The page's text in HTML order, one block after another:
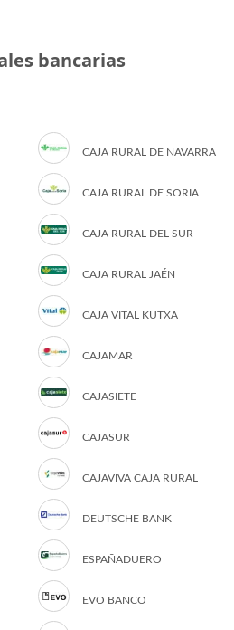
bancarias
CAJA RURAL DE NAVARRA
CAJA RURAL DE SORIA
CAJA RURAL DEL SUR
CAJA RURAL JAÉN
CAJA VITAL KUTXA
CAJAMAR
CAJASIETE
CAJASUR
CAJAVIVA CAJA RURAL
DEUTSCHE BANK
ESPAÑADUERO
EVO BANCO